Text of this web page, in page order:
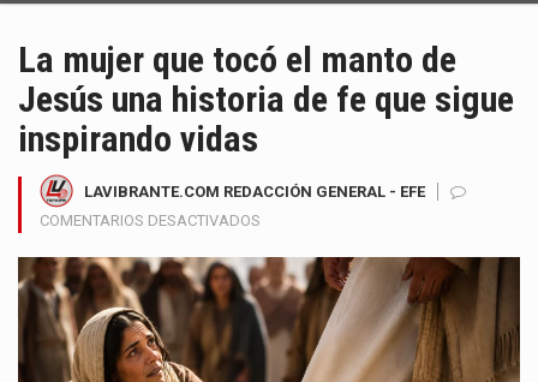
La mujer que tocó el manto de
Jesús una historia de fe que sigue
inspirando vidas
LAVIBRANTE.COM REDACCIÓN GENERAL - EFE
COMENTARIOS DESACTIVADOS
MUJER
QUE
TOCÓ
EL
MANTO